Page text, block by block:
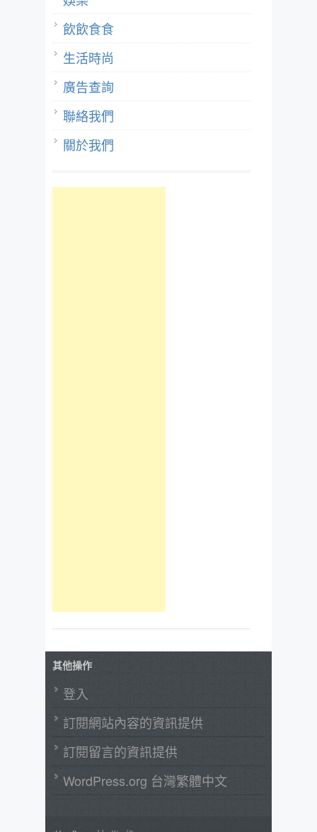
飲飲食食
生活時尚
廣告查詢
聯絡我們
關於我們
其他操作
登入
訂閱網站內容的資訊提供
訂閱留言的資訊提供
WordPress.org 台灣繁體中文